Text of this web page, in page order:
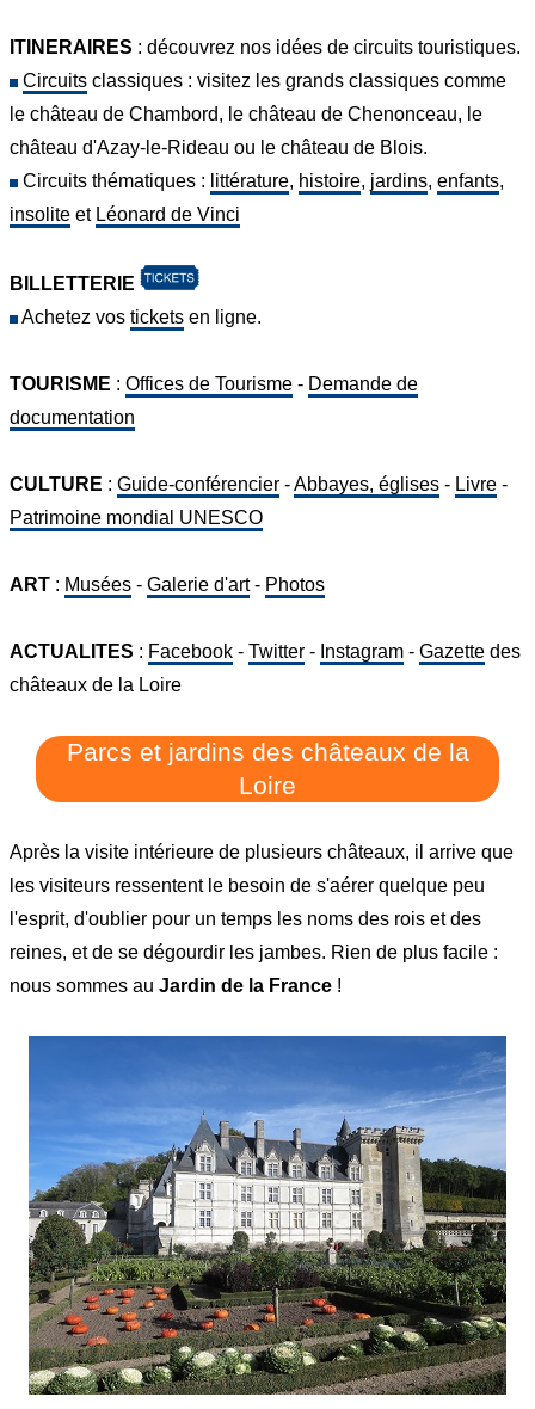
ITINERAIRES : découvrez nos idées de circuits touristiques.
Circuits classiques : visitez les grands classiques comme
le château de Chambord, le château de Chenonceau, le
château d'Azay-le-Rideau ou le château de Blois.
Circuits thématiques : littérature, histoire, jardins, enfants,
insolite et Léonard de Vinci
BILLETTERIE
Achetez vos tickets en ligne.
TOURISME : Offices de Tourisme - Demande de
documentation
CULTURE : Guide-conférencier -Abbayes, églises - Livre -
Patrimoine mondial UNESCO
ART : Musées - Galerie d'art- Photos
ACTUALITES : Facebook - Twitter - Instagram - Gazette des
châteaux de la Loire
Parcs et jardins des châteaux de la
Loire
Après la visite intérieure de plusieurs châteaux, il arrive que
les visiteurs ressentent le besoin de s'aérer quelque peu
l'esprit, d'oublier pour un temps les noms des rois et des
reines, et de se dégourdir les jambes. Rien de plus facile :
nous sommes au Jardin de la France !